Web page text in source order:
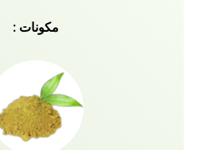
يغذي ويحمي مع خيرات الزيتون
العادية. تضمن المكونات الطبيعية
الأطراف ، مما يجعله ناعما ولامعا
قبل!
مكونات :